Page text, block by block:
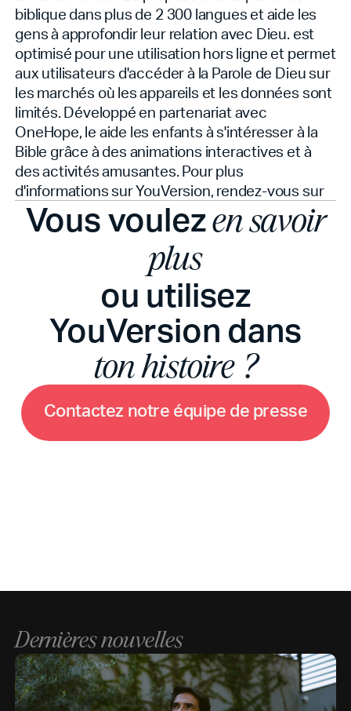
biblique dans plus de 2 300 langues et aide les
gens à approfondir leur relation avec Dieu. est
optimisé pour une utilisation hors ligne et permet
aux utilisateurs d'accéder à la Parole de Dieu sur
les marchés où les appareils et les données sont
limités. Développé en partenariat avec
OneHope, le aide les enfants à s'intéresser à la
Bible grâce à des animations interactives et à
des activités amusantes. Pour plus
d'informations sur YouVersion, rendez-vous sur
Vous voulezen savoir
plus
ou utilisez
YouVersion dans
ton histoire ?
Contactez notre équipe de presse
Dernières nouvelles